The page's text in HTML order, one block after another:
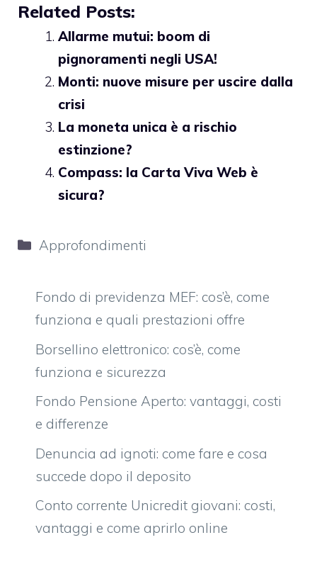
Related Posts:
Allarme mutui: boom di
pignoramenti negli USA!
Monti: nuove misure per uscire dalla
crisi
La moneta unica è a rischio
estinzione?
Compass: la Carta Viva Web è
sicura?
Categorie
Approfondimenti
Fondo di previdenza MEF: cos’è, come
funziona e quali prestazioni offre
Borsellino elettronico: cos’è, come
funziona e sicurezza
Fondo Pensione Aperto: vantaggi, costi
e differenze
Denuncia ad ignoti: come fare e cosa
succede dopo il deposito
Conto corrente Unicredit giovani: costi,
vantaggi e come aprirlo online